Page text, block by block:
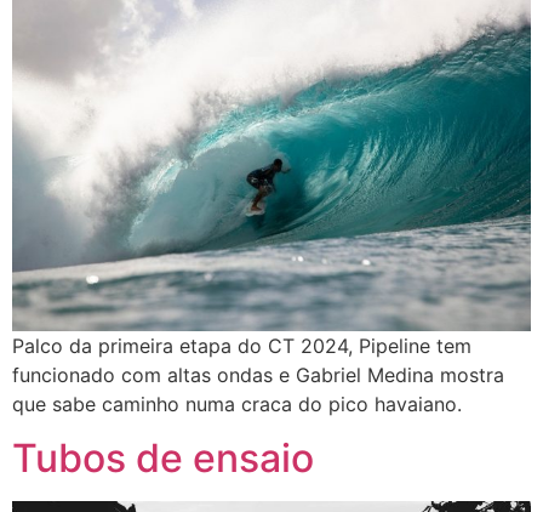
Palco da primeira etapa do CT 2024, Pipeline tem
funcionado com altas ondas e Gabriel Medina mostra
que sabe caminho numa craca do pico havaiano.
Tubos de ensaio